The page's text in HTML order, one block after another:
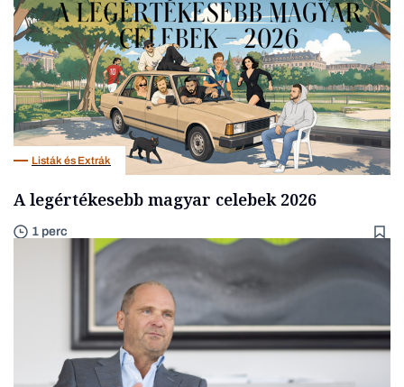
Listák és Extrák
A legértékesebb magyar celebek 2026
1 perc